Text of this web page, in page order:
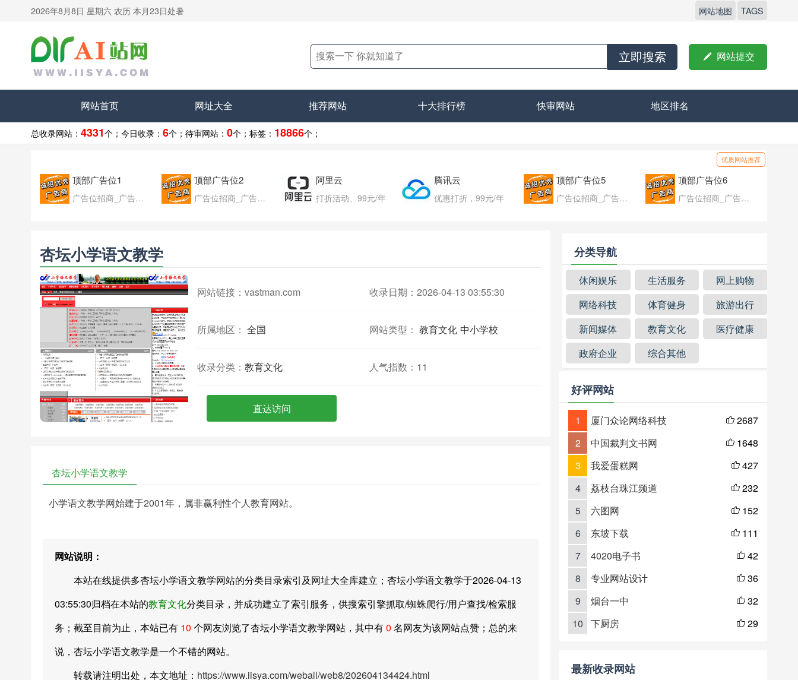
2026年8月8日 星期六 农历 本月23日处暑 网站地图 TAGS
立即搜索  网站提交
网站首页 网址大全 推荐网站 十大排行榜 快审网站 地区排名
总收录网站： 4331个； 今日收录： 6个； 待审网站： 0个； 标签： 18866个；
优质网站推荐
顶部广告位1
广告位招商_广告位待售
顶部广告位2
广告位招商_广告位待售
阿里云
打折活动、99元/年
腾讯云
优惠打折，99元/年
顶部广告位5
广告位招商_广告位待售
顶部广告位6
广告位招商_广告位待售
杏坛小学语文教学
网站链接： vastman.com 收录日期：2026-04-13 03:55:30
所属地区： 全国 网站类型： 教育文化 中小学校
收录分类： 教育文化 人气指数： 11
直达访问
杏坛小学语文教学
小学语文教学网始建于2001年，属非赢利性个人教育网站。
网站说明：
本站在线提供多杏坛小学语文教学网站的分类目录索引及网址大全库建立；杏坛小学语文教学于2026-04-13
03:55:30归档在本站的教育文化分类目录，并成功建立了索引服务，供搜索引擎抓取/蜘蛛爬行/用户查找/检索服
务；截至目前为止，本站已有 10 个网友浏览了杏坛小学语文教学网站，其中有0 名网友为该网站点赞；总的来
说，杏坛小学语文教学是一个不错的网站。
转载请注明出处，本文地址： https://www.iisya.com/weball/web8/202604134424.html
分类导航
休闲娱乐 生活服务
网上购物
网络科技
体育健身
旅游出行
新闻媒体
教育文化
医疗健康
政府企业
综合其他
好评网站
1 厦门众论网络科技  2687
2
中国裁判文书网  1648
3
我爱蛋糕网  427
4
荔枝台珠江频道  232
5
六图网  152
6
东坡下载  111
7
4020电子书  42
8
专业网站设计  36
9
烟台一中  32
10
下厨房  29
最新收录网站